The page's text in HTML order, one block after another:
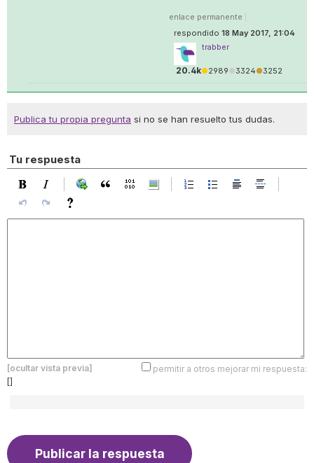
enlace permanente
respondido 18 May 2017, 21:04
trabber
20.4k●2989●3324●3252
Publica tu propia pregunta si no se han resuelto tus dudas.
Tu respuesta
[ocultar vista previa]
permitir a otros mejorar mi respuesta:
[]